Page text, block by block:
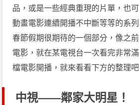
品，或是一些經典重現的片單，也
動畫電影連續開播不中斷等等的系
春節假期很期待的一個部分，像之
電影，就在某電視台一次看完非常
檔電影開播，就來看看下方的整理吧
中視——鄰家大明星！